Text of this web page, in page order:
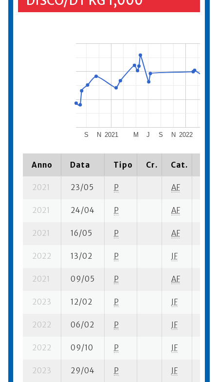
2021 2022
S N M J S N
Anno Data Tipo Cr. Cat.
2021 23/05 P AF
2021 24/04 P AF
2021 16/05 P AF
2022 13/02 P JF
2021 09/05 P AF
2023 12/02 P JF
2022 06/02 P JF
2022 09/10 P JF
2023 29/04 P JF